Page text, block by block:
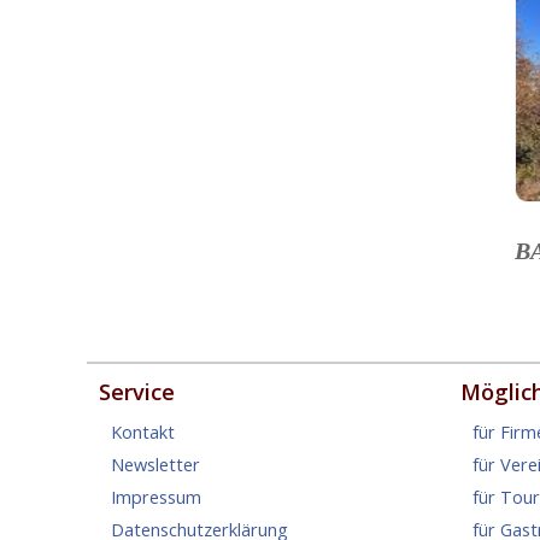
Service
Kontakt
Newsletter
Impressum
Datenschutzerklärung
für
für
für
für